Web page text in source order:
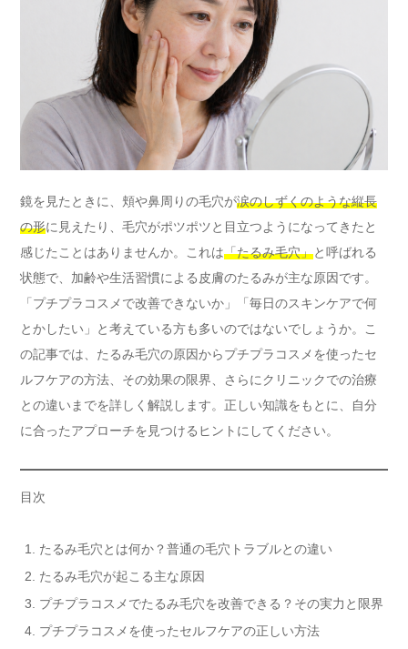
鏡を見たときに、頬や鼻周りの毛穴が涙のしずくのような縦長
の形に見えたり、毛穴がポツポツと目立つようになってきたと
感じたことはありませんか。これは「たるみ毛穴」と呼ばれる
状態で、加齢や生活習慣による皮膚のたるみが主な原因です。
「プチプラコスメで改善できないか」「毎日のスキンケアで何
とかしたい」と考えている方も多いのではないでしょうか。こ
の記事では、たるみ毛穴の原因からプチプラコスメを使ったセ
ルフケアの方法、その効果の限界、さらにクリニックでの治療
との違いまでを詳しく解説します。正しい知識をもとに、自分
に合ったアプローチを見つけるヒントにしてください。
目次
たるみ毛穴とは何か？普通の毛穴トラブルとの違い
たるみ毛穴が起こる主な原因
プチプラコスメでたるみ毛穴を改善できる？その実力と限界
プチプラコスメを使ったセルフケアの正しい方法